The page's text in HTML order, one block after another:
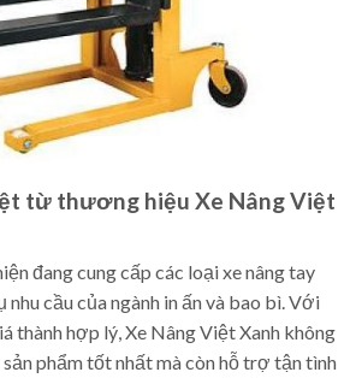
từ thương hiệu Xe Nâng Việt
đang cung cấp các loại xe nâng tay
nhu cầu của ngành in ấn và bao bì. Với
thành hợp lý, Xe Nâng Việt Xanh không
phẩm tốt nhất mà còn hỗ trợ tận tình